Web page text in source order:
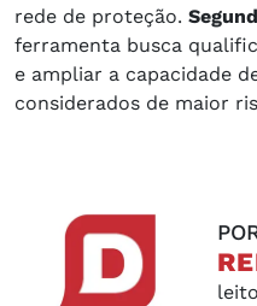
rede de proteção.
ferramenta busca
e ampliar a capacidade
considerados de maior